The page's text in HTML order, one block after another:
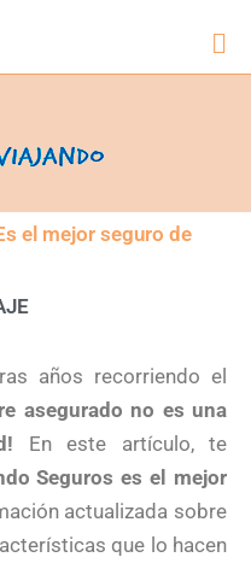
el mejor seguro de
años recorriendo el
asegurado no es una
En este artículo, te
Seguros es el mejor
actualizada sobre
que lo hacen